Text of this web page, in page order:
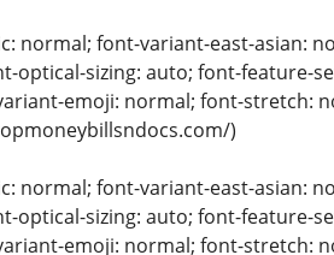
normal; font-variant-east-asian:
optical-sizing: auto; font-feature-
emoji: normal; font-stretch:
)
normal; font-variant-east-asian:
optical-sizing: auto; font-feature-
emoji: normal; font-stretch: